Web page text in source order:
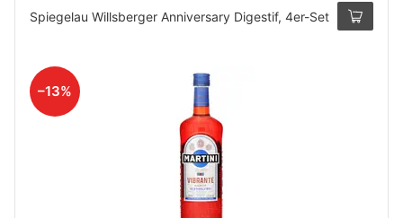
Spiegelau Willsberger Anniversary Digestif, 4er-Set
–13%